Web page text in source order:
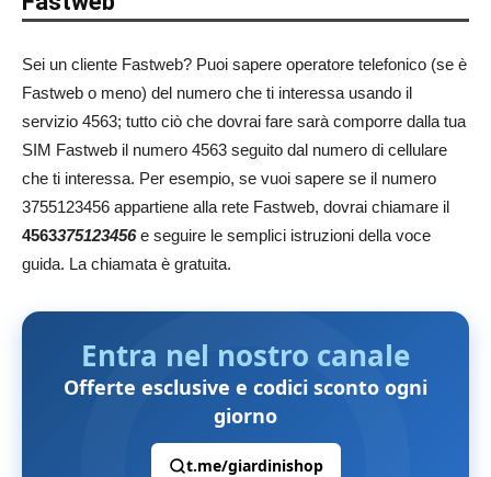
Sei un cliente Fastweb? Puoi sapere operatore telefonico (se è
Fastweb o meno) del numero che ti interessa usando il
servizio 4563; tutto ciò che dovrai fare sarà comporre dalla tua
SIM Fastweb il numero 4563 seguito dal numero di cellulare
che ti interessa. Per esempio, se vuoi sapere se il numero
3755123456 appartiene alla rete Fastweb, dovrai chiamare il
4563375123456e seguire le semplici istruzioni della voce
guida. La chiamata è gratuita.
Entra nel nostro canale
Offerte esclusive e codici sconto ogni
giorno
t.me/giardinishop